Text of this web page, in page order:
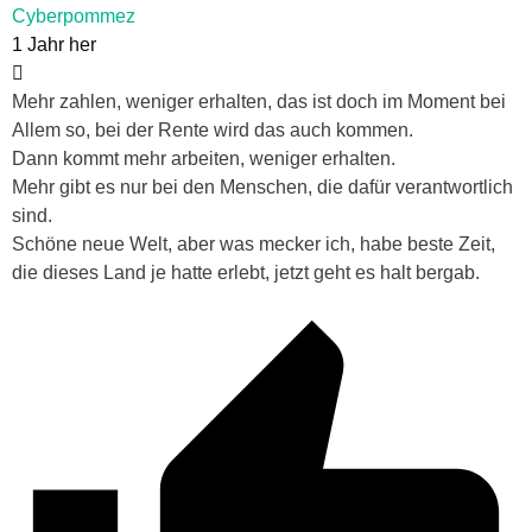
Cyberpommez
1 Jahr her
Mehr zahlen, weniger erhalten, das ist doch im Moment bei
Allem so, bei der Rente wird das auch kommen.
Dann kommt mehr arbeiten, weniger erhalten.
Mehr gibt es nur bei den Menschen, die dafür verantwortlich
sind.
Schöne neue Welt, aber was mecker ich, habe beste Zeit,
die dieses Land je hatte erlebt, jetzt geht es halt bergab.